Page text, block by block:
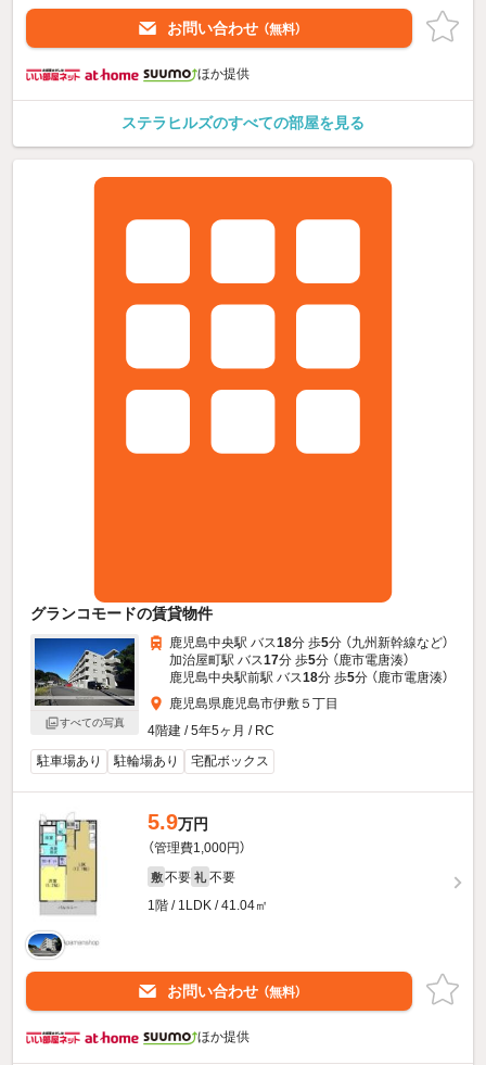
お問い合わせ （無料）
ほか提供
ステラヒルズのすべての部屋を見る
グランコモードの賃貸物件
すべての写真
鹿児島中央駅 バス18分 歩5分 （九州新幹線など）
加治屋町駅 バス17分 歩5分 （鹿市電唐湊）
鹿児島中央駅前駅 バス18分 歩5分 （鹿市電唐湊）
鹿児島県鹿児島市伊敷５丁目
4階建 / 5年5ヶ月 / RC
駐車場あり
駐輪場あり 宅配ボックス
5.9万円
（管理費1,000円）
敷 不要 礼 不要
1階 / 1LDK / 41.04㎡
お問い合わせ （無料）
ほか提供